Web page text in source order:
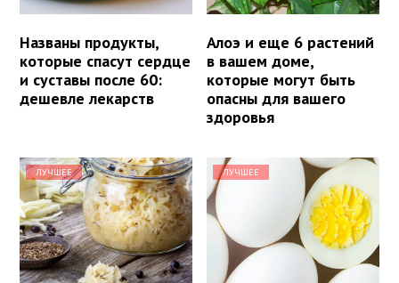
Названы продукты,
которые спасут сердце
и суставы после 60:
дешевле лекарств
Алоэ и еще 6 растений
в вашем доме,
которые могут быть
опасны для вашего
здоровья
ЛУЧШЕЕ ЛУЧШЕЕ